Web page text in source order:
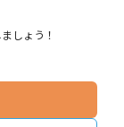
しょう！